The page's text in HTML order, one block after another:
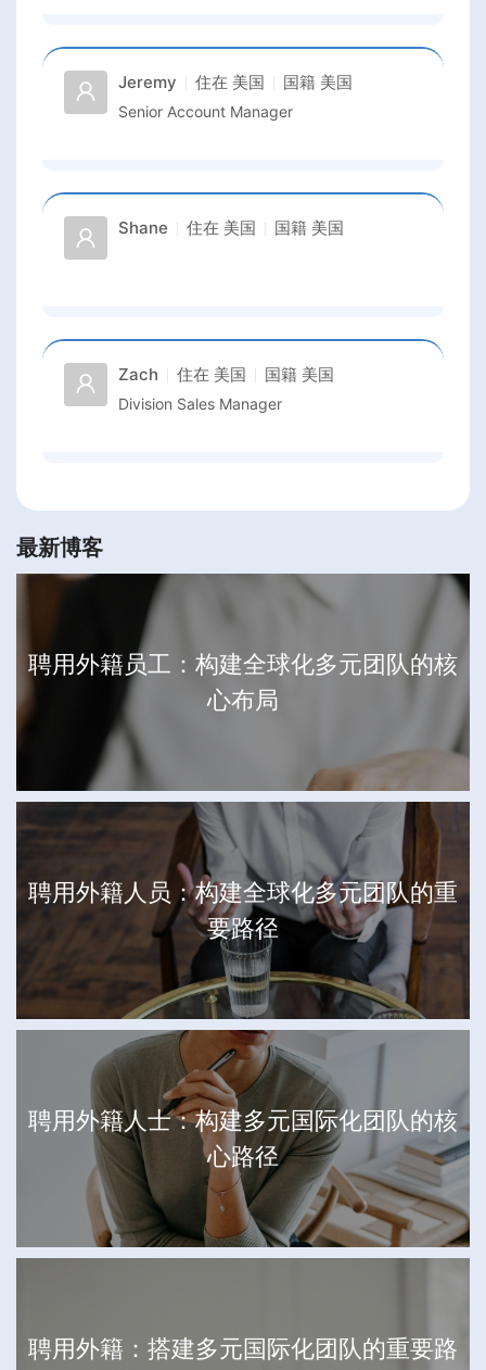
Jeremy 住在 美国 国籍 美国
Senior Account Manager
Shane 住在 美国 国籍 美国
Zach 住在 美国 国籍 美国
Division Sales Manager
最新博客
聘用外籍员工：构建全球化多元团队的核
心布局
聘用外籍人员：构建全球化多元团队的重
要路径
聘用外籍人士：构建多元国际化团队的核
心路径
聘用外籍：搭建多元国际化团队的重要路